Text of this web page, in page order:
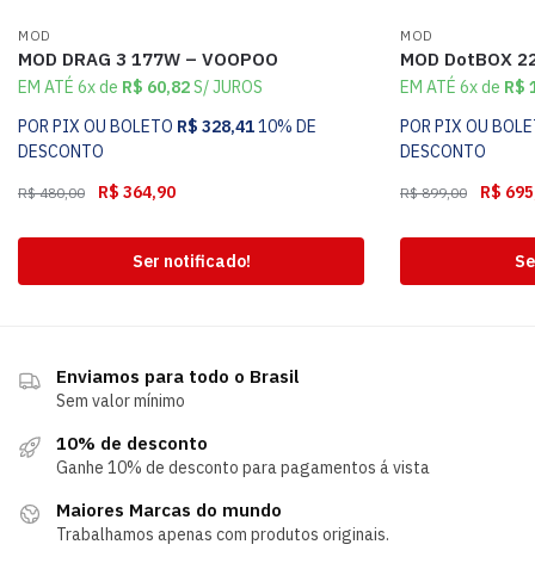
MOD
MOD DRAG 3 177W – VOOPOO
EM ATÉ 6x de R$ 60,82S/ JUROS
POR PIX OU BOLETO R$ 328,4110% DE
DESCONTO
R$480,00 R$ 364,90
Ser notificado!
MOD
MOD DotBOX
EM ATÉ 6x de R$
POR PIX OU
DESCONTO
R$899,00 R$
Enviamos para todo o Brasil
Sem valor mínimo
10% de desconto
Ganhe 10% de desconto para pagamentos á vista
Maiores Marcas do mundo
Trabalhamos apenas com produtos originais.